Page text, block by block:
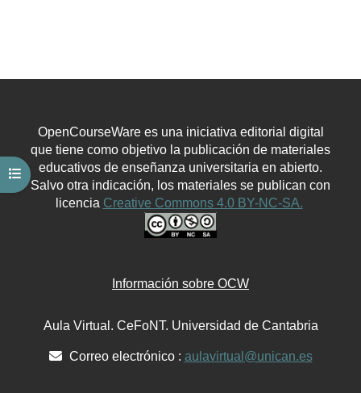
Abrir índice del curso
OpenCourseWare es una iniciativa editorial digital
que tiene como objetivo la publicación de materiales
educativos de enseñanza universitaria en abierto.
Salvo otra indicación, los materiales se publican con
licencia Creative Commons 4.0 BY-NC-SA.
Información sobre OCW
Aula Virtual. CeFoNT. Universidad de Cantabria
Correo electrónico : aulavirtual@unican.es